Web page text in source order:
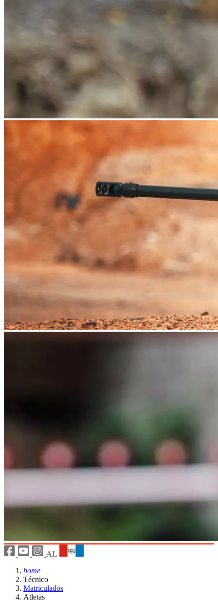
AL
home
Técnico
Matriculados
Atletas